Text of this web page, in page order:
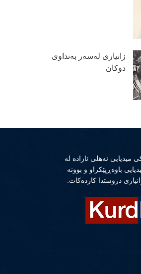
زانیاری لەسەر بەنداوی
دوكان
میدیایی ئەهلی ئازادە لە
باوەڕپێكراو و بوونە
دروستدا كاردەكات.